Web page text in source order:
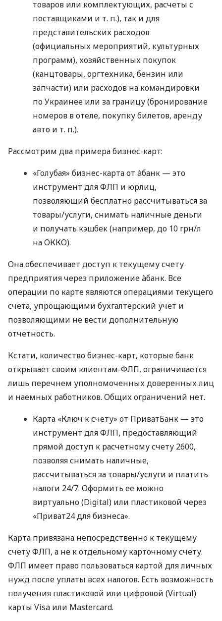
товаров или комплектующих, расчеты с
поставщиками и т. п.), так и для
представительских расходов
(официальных мероприятий, культурных
программ), хозяйственных покупок
(канцтовары, оргтехника, бензин или
запчасти) или расходов на командировки
по Украинее или за границу (бронирование
номеров в отеле, покупку билетов, аренду
авто и т. п.).
Рассмотрим два примера бизнес-карт:
«Голубая» бизнес-карта от àбанк — это
инструмент для ФЛП и юрлиц,
позволяющий бесплатно рассчитываться за
товары/услуги, снимать наличные деньги
и получать кэшбек (например, до 10 грн/л
на ОККО).
Она обеспечивает доступ к текущему счету
предприятия через приложение àбанк. Все
операции по карте являются операциями текущего
счета, упрощающими бухгалтерский учет и
позволяющими не вести дополнительную
отчетность.
Кстати, количество бизнес-карт, которые банк
открывает своим клиентам-ФЛП, ограничивается
лишь перечнем уполномоченных доверенных лиц
и наемных работников. Общих ограничений нет.
Карта «Ключ к счету» от ПриватБанк — это
инструмент для ФЛП, предоставляющий
прямой доступ к расчетному счету 2600,
позволяя снимать наличные,
рассчитываться за товары/услуги и платить
налоги 24/7. Оформить ее можно
виртуально (Digital) или пластиковой через
«Приват24 для бизнеса».
Карта привязана непосредственно к текущему
счету ФЛП, а не к отдельному карточному счету.
ФЛП имеет право пользоваться картой для личных
нужд после уплаты всех налогов. Есть возможность
получения пластиковой или цифровой (Virtual)
карты Visa или Mastercard.